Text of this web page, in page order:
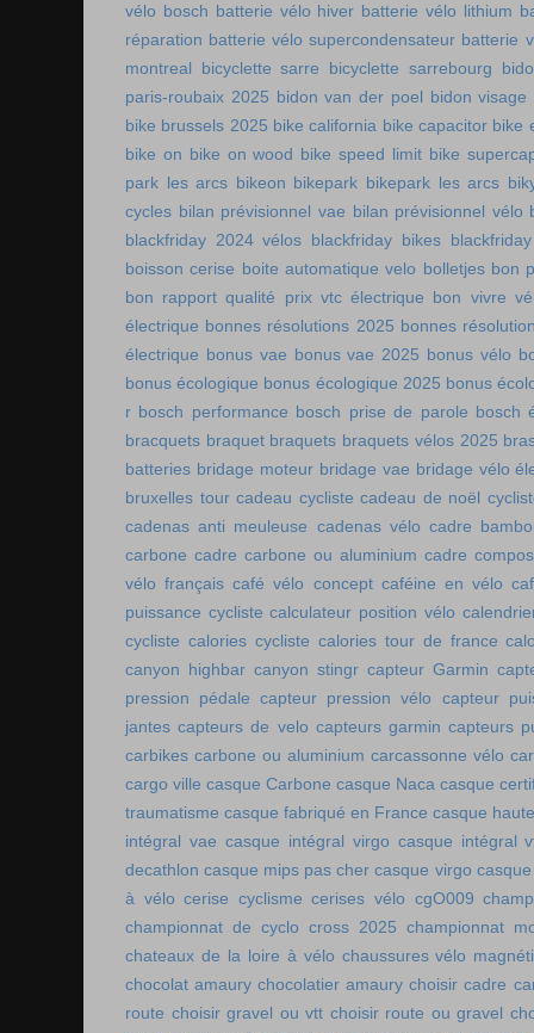
vélo bosch batterie vélo hiver batterie vélo lithium
réparation batterie vélo supercondensateur batterie
montreal
bicyclette sarre bicyclette sarrebourg
paris-roubaix 2025 bidon van der poel bidon visage
bike brussels 2025 bike california bike capacitor bike
bike on bike on wood bike speed limit bike
park les arcs bikeon bikepark bikepark les arcs
cycles bilan prévisionnel vae bilan prévisionnel vélo
blackfriday 2024 vélos blackfriday bikes
boisson cerise boite automatique velo bolletjes bon
bon rapport qualité prix vtc électrique bon vivre
électrique bonnes résolutions 2025 bonnes
électrique bonus vae bonus vae 2025 bonus vélo
bonus écologique bonus écologique 2025 bonus
r bosch performance bosch prise de parole bosch
bracquets braquet braquets braquets vélos 2025
batteries bridage moteur bridage vae bridage vélo
bruxelles tour cadeau cycliste cadeau de noël
cadenas anti meuleuse cadenas vélo cadre
carbone cadre carbone ou aluminium cadre
vélo français café vélo concept caféine en vélo
puissance cycliste calculateur position vélo
cycliste calories cycliste calories tour de france
canyon highbar canyon stingr capteur Garmin
pression pédale capteur pression vélo
capteur
jantes capteurs de velo capteurs garmin capteurs
carbikes carbone ou aluminium carcassonne vélo
cargo ville casque Carbone casque Naca casque
traumatisme casque fabriqué en France casque
intégral vae casque intégral virgo casque intégral
decathlon casque mips pas cher casque virgo
à vélo cerise cyclisme cerises vélo cgO009
championnat de cyclo cross 2025 championnat
chateaux de la loire à vélo chaussures vélo
chocolat amaury chocolatier amaury choisir cadre
route choisir gravel ou vtt choisir route ou gravel